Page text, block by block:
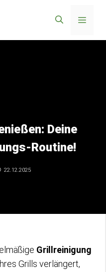
Menü
Deine
Routine!
22.12.2025
Grillreinigung
Grills verlängert,